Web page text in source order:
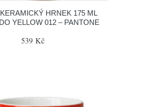
HRNEK 175 ML
YELLOW 012 – PANTONE
539 Kč